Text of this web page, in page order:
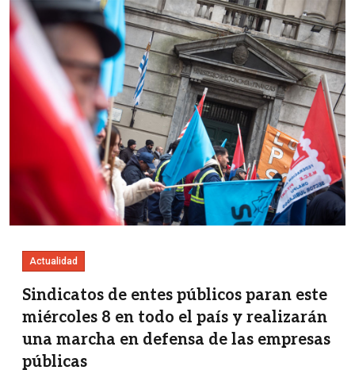
Imagen
Actualidad
Sindicatos de entes públicos paran este
miércoles 8 en todo el país y realizarán
una marcha en defensa de las empresas
públicas